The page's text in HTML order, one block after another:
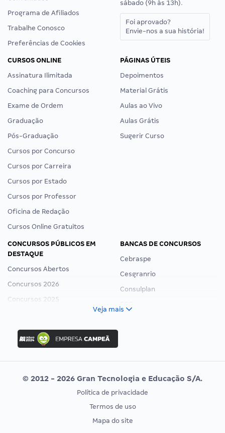
Programa de Afiliados
Trabalhe Conosco
Preferências de Cookies
sábado (9h às 13h).
Foi aprovado?
Envie-nos a sua história!
CURSOS ONLINE
Assinatura Ilimitada
Coaching para Concursos
Exame de Ordem
Graduação
Pós-Graduação
Cursos por Concurso
Cursos por Carreira
Cursos por Estado
Cursos por Professor
Oficina de Redação
Cursos Online Gratuitos
PÁGINAS ÚTEIS
Depoimentos
Material Grátis
Aulas ao Vivo
Aulas Grátis
Sugerir Curso
CONCURSOS PÚBLICOS EM
DESTAQUE
Concursos Abertos
Concursos 2026
Concursos 2025
Concurso Ibama
Concurso MPU
Editais publicados
BANCAS DE CONCURSOS
Cebraspe
Cesgranrio
Consulplan
Vunesp
CONCURSOS POR PROFISSÃO
EXAME DE ORDEM
Veja mais
© 2012 - 2026 Gran Tecnologia e Educação S/A.
Política de privacidade
Termos de uso
Mapa do site